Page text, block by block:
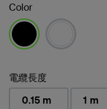
Color
電纜長度
0.15 m
1 m